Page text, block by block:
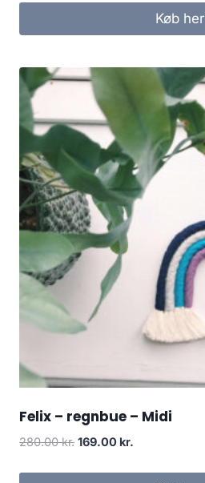
Køb her
Felix – regnbue – Midi
280.00kr. 169.00 kr.